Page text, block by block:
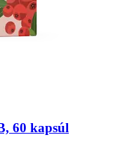
60 kapsúl